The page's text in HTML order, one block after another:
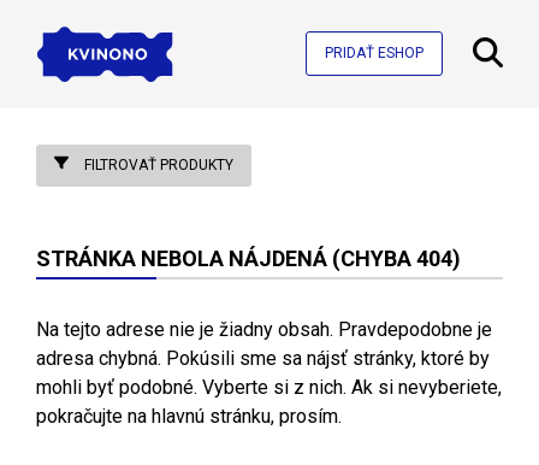
PRIDAŤ ESHOP
FILTROVAŤ PRODUKTY
STRÁNKA NEBOLA NÁJDENÁ (CHYBA 404)
Na tejto adrese nie je žiadny obsah. Pravdepodobne je
adresa chybná. Pokúsili sme sa nájsť stránky, ktoré by
mohli byť podobné. Vyberte si z nich. Ak si nevyberiete,
pokračujte na hlavnú stránku, prosím.